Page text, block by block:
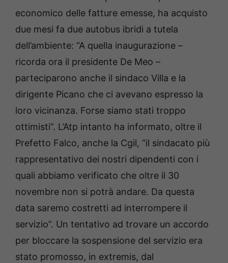
economico delle fatture emesse, ha acquisto
due mesi fa due autobus ibridi a tutela
dell’ambiente: “A quella inaugurazione –
ricorda ora il presidente De Meo –
parteciparono anche il sindaco Villa e la
dirigente Picano che ci avevano espresso la
loro vicinanza. Forse siamo stati troppo
ottimisti”. L’Atp intanto ha informato, oltre il
Prefetto Falco, anche la Cgil, “il sindacato più
rappresentativo dei nostri dipendenti con i
quali abbiamo verificato che oltre il 30
novembre non si potrà andare. Da questa
data saremo costretti ad interrompere il
servizio”. Un tentativo ad trovare un accordo
per bloccare la sospensione del servizio era
stato promosso, in extremis, dal